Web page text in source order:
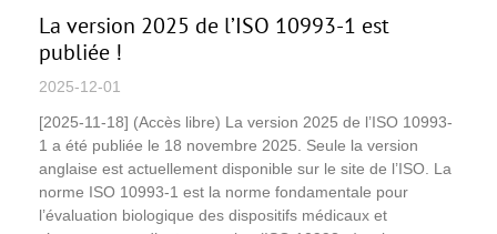
La version 2025 de l’ISO 10993-1 est
publiée !
2025-12-01
[2025-11-18] (Accès libre) La version 2025 de l’ISO 10993-
1 a été publiée le 18 novembre 2025. Seule la version
anglaise est actuellement disponible sur le site de l’ISO. La
norme ISO 10993-1 est la norme fondamentale pour
l’évaluation biologique des dispositifs médicaux et